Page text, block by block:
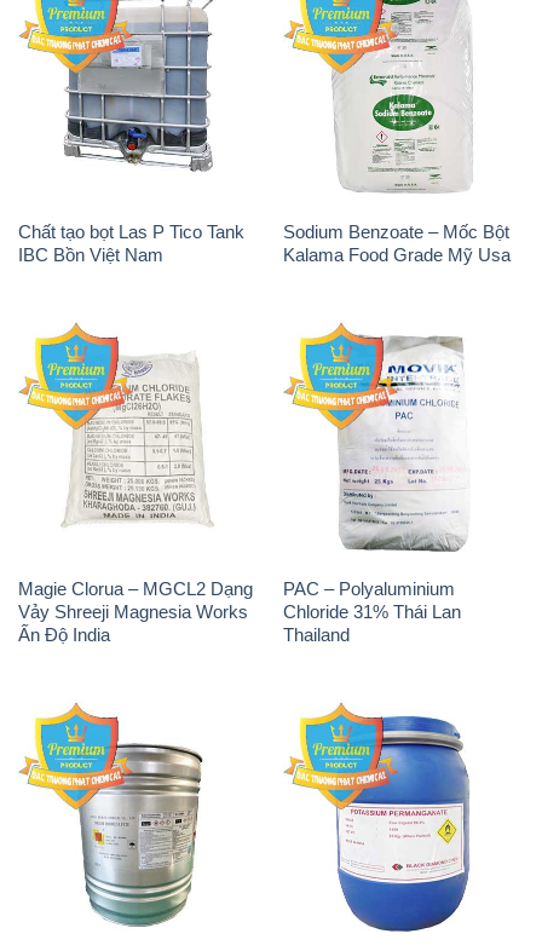
Chất tạo bọt Las P Tico Tank
IBC Bồn Việt Nam
Sodium Benzoate – Mốc Bột
Kalama Food Grade Mỹ Usa
Magie Clorua – MGCL2 Dạng
Vảy Shreeji Magnesia Works
Ấn Độ India
PAC – Polyaluminium
Chloride 31% Thái Lan
Thailand